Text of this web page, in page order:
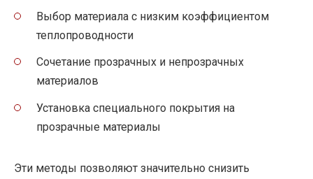
Выбор материала с низким коэффициентом
теплопроводности
Сочетание прозрачных и непрозрачных
материалов
Установка специального покрытия на
прозрачные материалы
Эти методы позволяют значительно снизить